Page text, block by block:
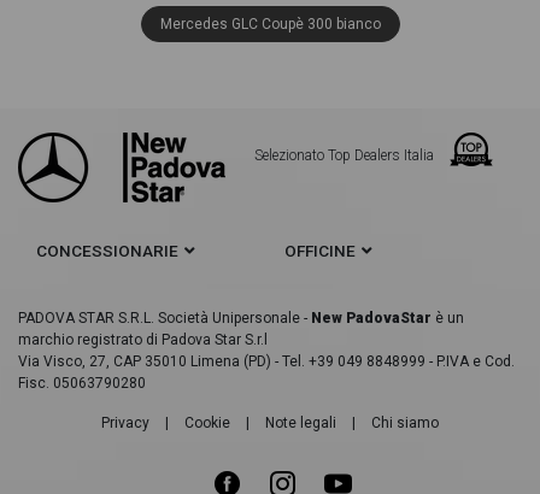
Mercedes GLC Coupè 300 bianco
Selezionato Top Dealers Italia
CONCESSIONARIE OFFICINE
PADOVA STAR S.R.L. Società Unipersonale - New PadovaStar è un
marchio registrato di Padova Star S.r.l
Via Visco, 27, CAP 35010 Limena (PD) - Tel. +39 049 8848999 - P.IVA e Cod.
Fisc. 05063790280
Privacy Cookie Note legali Chi siamo